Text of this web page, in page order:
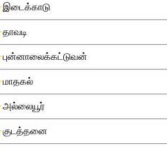
இடைக்காடு
தாவடி
புன்னாலைக்கட்டுவன்
மாதகல்
அல்லையூர்
குடத்தனை